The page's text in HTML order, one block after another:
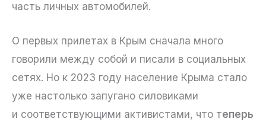
часть личных автомобилей.
О первых прилетах в Крым сначала много
говорили между собой и писали в социальных
сетях. Но к 2023 году население Крыма стало
уже настолько запугано силовиками
и соответствующими активистами, что теперь